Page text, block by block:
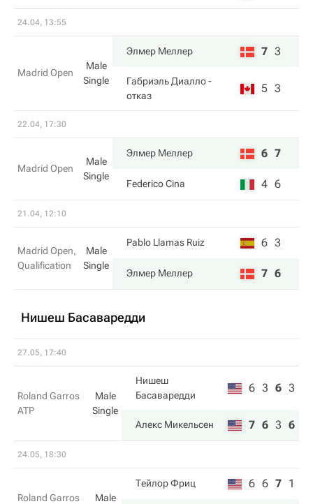
24.04, 13:55
Madrid Open
Male
Single
Элмер Меллер 7 3
Габриэль Диалло-
отказ
5 3
22.04, 17:30
Madrid Open
Male
Single
Элмер Меллер 6 7
Federico Cina 4 6
21.04, 12:10
Madrid Open,
Qualification
Male
Single
Pablo Llamas Ruiz 6 3
Элмер Меллер 7 6
Нишеш Басаваредди
27.05, 17:40
Roland Garros
ATP
Male
Single
Нишеш
Басаваредди
6 3 6 3
Алекс Микельсен 7 6 3 6
24.05, 18:30
Roland Garros
Male
Тейлор Фриц 6 6 7 1